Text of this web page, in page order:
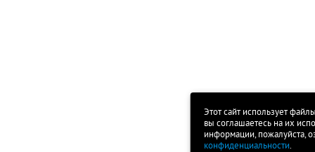
Этот сайт использует
вы соглашаетесь на их
информации, пожалуйста,
конфиденциальности.